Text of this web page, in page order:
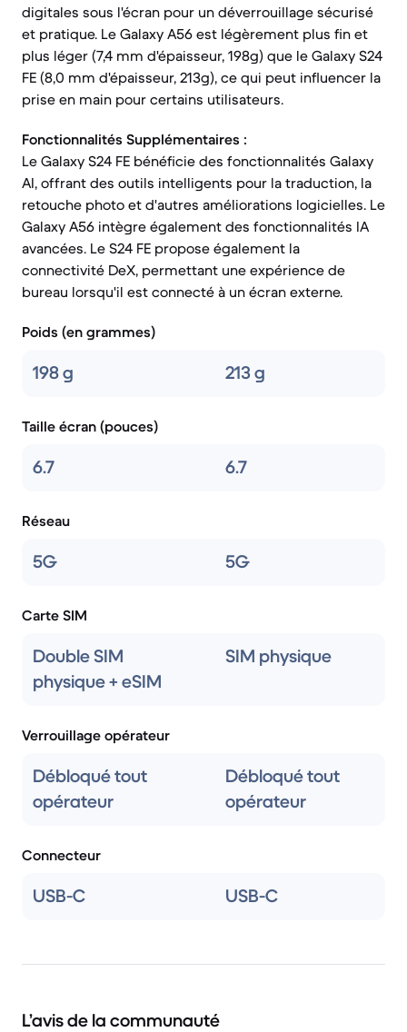
digitales sous l'écran pour un déverrouillage sécurisé
et pratique. Le Galaxy A56 est légèrement plus fin et
plus léger (7,4 mm d'épaisseur, 198g) que le Galaxy S24
FE (8,0 mm d'épaisseur, 213g), ce qui peut influencer la
prise en main pour certains utilisateurs.
Fonctionnalités Supplémentaires :
Le Galaxy S24 FE bénéficie des fonctionnalités Galaxy
AI, offrant des outils intelligents pour la traduction, la
retouche photo et d'autres améliorations logicielles. Le
Galaxy A56 intègre également des fonctionnalités IA
avancées. Le S24 FE propose également la
connectivité DeX, permettant une expérience de
bureau lorsqu'il est connecté à un écran externe.
Poids (en grammes)
198 g 213 g
Taille écran (pouces)
6.7 6.7
Réseau
5G 5G
Carte SIM
Double SIM
physique + eSIM
SIM physique
Verrouillage opérateur
Débloqué tout
opérateur
Débloqué tout
opérateur
Connecteur
USB-C USB-C
L’avis de la communauté